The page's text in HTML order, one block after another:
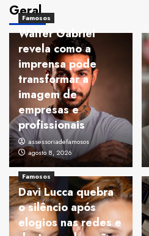
Geral
Famosos
Walter Gabriel
revela como a
imprensa pode
transformar a
imagem de
empresas e
profissionais
assessoriadefamosos
agosto 8, 2026
Famosos
Davi Lucca quebra
o silêncio após
elogios nas redes e